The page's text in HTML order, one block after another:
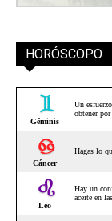
HORÓSCOPO